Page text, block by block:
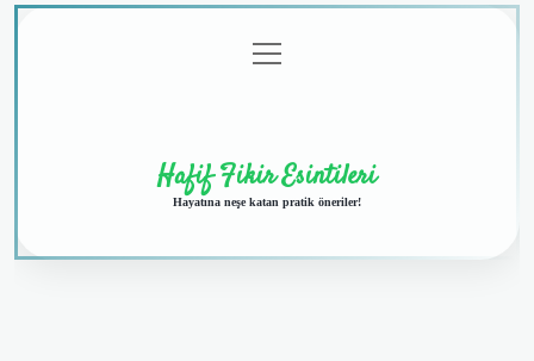
menüyü
aç
Hafif Fikir Esintileri
Hayatına neşe katan pratik öneriler!